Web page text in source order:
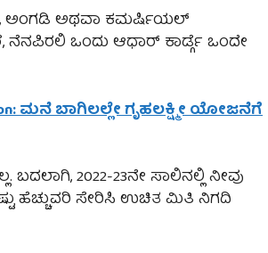
ಅಂಗಡಿ ಅಥವಾ ಕಮರ್ಷಿಯಲ್
ನೆನಪಿರಲಿ ಒಂದು ಆಧಾರ್ ಕಾರ್ಡ್ಗೆ ಒಂದೇ
ಮನೆ ಬಾಗಿಲಲ್ಲೇ ಗೃಹಲಕ್ಷ್ಮೀ ಯೋಜನೆಗೆ
2022-23ನೇ ಸಾಲಿನಲ್ಲಿ ನೀವು
ಹೆಚ್ಚುವರಿ ಸೇರಿಸಿ ಉಚಿತ ಮಿತಿ ನಿಗದಿ